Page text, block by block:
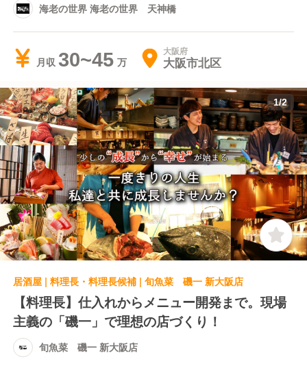
海老の世界 海老の世界 天神橋
月収 30~45 大阪府
大阪市北区
1/2
居酒屋 | 料理長・料理長候補 | 旬魚菜 磯一 新大阪店
【料理長】仕入れからメニュー開発まで。現場
主義の「磯一」で理想の店づくり！
旬魚菜 磯一 新大阪店